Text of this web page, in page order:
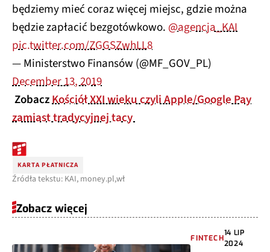
będziemy mieć coraz więcej miejsc, gdzie można
będzie zapłacić bezgotówkowo. @agencja_KAI
pic.twitter.com/ZGGSZwhLL8
— Ministerstwo Finansów (@MF_GOV_PL)
December 13, 2019
ZobaczKościół XXI wieku czyli Apple/Google Pay
zamiast tradycyjnej tacy
KARTA PŁATNICZA
Źródła tekstu: KAI, money.pl,wł
Zobacz więcej
FINTECH
14 LIP
2024